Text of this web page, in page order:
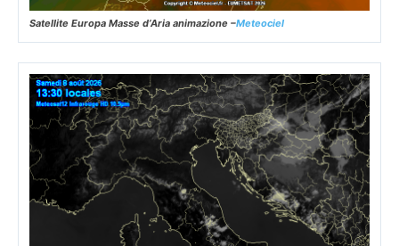
Satellite Europa Masse d’Aria animazione –Meteociel